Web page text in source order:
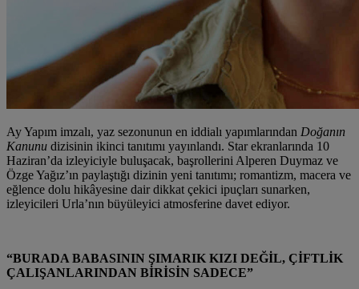
Ay Yapım imzalı, yaz sezonunun en iddialı yapımlarından Doğanın
Kanunu dizisinin ikinci tanıtımı yayınlandı. Star ekranlarında 10
Haziran’da izleyiciyle buluşacak, başrollerini Alperen Duymaz ve
Özge Yağız’ın paylaştığı dizinin yeni tanıtımı; romantizm, macera ve
eğlence dolu hikâyesine dair dikkat çekici ipuçları sunarken,
izleyicileri Urla’nın büyüleyici atmosferine davet ediyor.
“BURADA BABASININ ŞIMARIK KIZI DEĞİL, ÇİFTLİK
ÇALIŞANLARINDAN BİRİSİN SADECE”